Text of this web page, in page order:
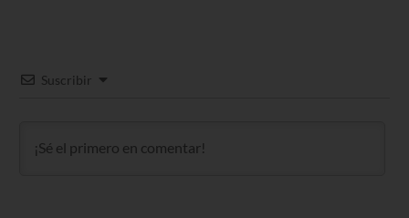
Suscribir